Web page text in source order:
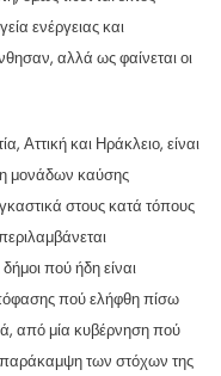
ενέργειας και
αλλά ως φαίνεται οι
Αττική και Ηράκλειο, είναι
μονάδων καύσης
στους κατά τόπους
πού ήδη είναι
πού ελήφθη πίσω
από μία κυβέρνηση πού
παράκαμψη των στόχων της